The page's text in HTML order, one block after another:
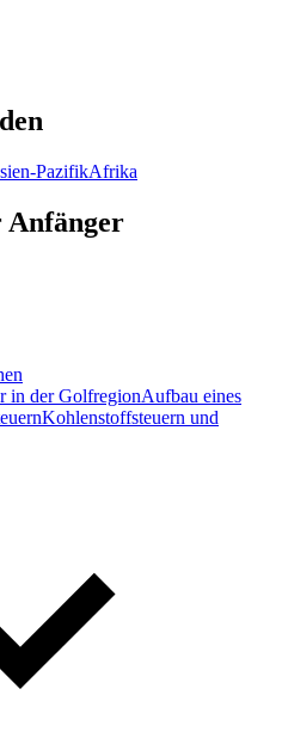
PazifikAfrika
in der GolfregionAufbau eines
Kohlenstoffsteuern und